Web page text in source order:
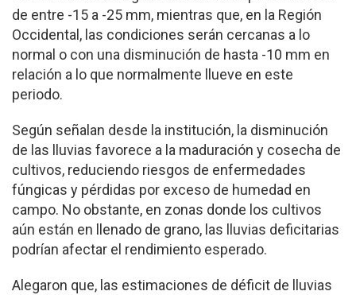
de entre -15 a -25 mm, mientras que, en la Región
Occidental, las condiciones serán cercanas a lo
normal o con una disminución de hasta -10 mm en
relación a lo que normalmente llueve en este
periodo.
Según señalan desde la institución, la disminución
de las lluvias favorece a la maduración y cosecha de
cultivos, reduciendo riesgos de enfermedades
fúngicas y pérdidas por exceso de humedad en
campo. No obstante, en zonas donde los cultivos
aún están en llenado de grano, las lluvias deficitarias
podrían afectar el rendimiento esperado.
Alegaron que, las estimaciones de déficit de lluvias